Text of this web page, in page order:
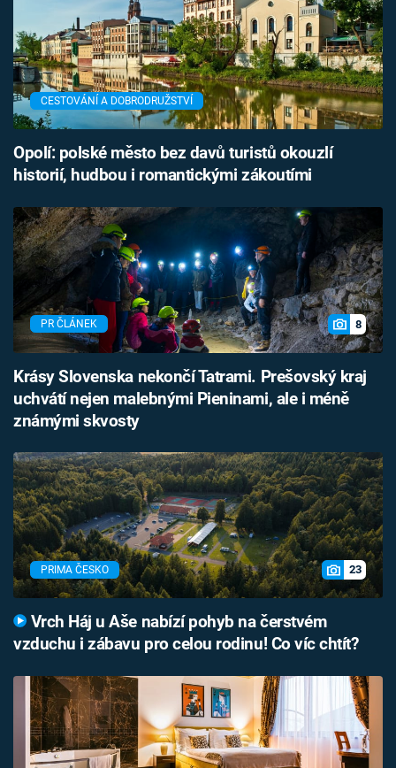
CESTOVÁNÍ A DOBRODRUŽSTVÍ
Opolí: polské město bez davů turistů okouzlí
historií, hudbou i romantickými zákoutími
PR ČLÁNEK 8
Krásy Slovenska nekončí Tatrami. Prešovský kraj
uchvátí nejen malebnými Pieninami, ale i méně
známými skvosty
PRIMA ČESKO 23
Vrch Háj u Aše nabízí pohyb na čerstvém
vzduchu i zábavu pro celou rodinu! Co víc chtít?